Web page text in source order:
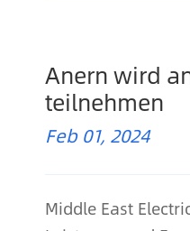
Anern wird
teilnehmen
Feb 01, 2024
Middle East